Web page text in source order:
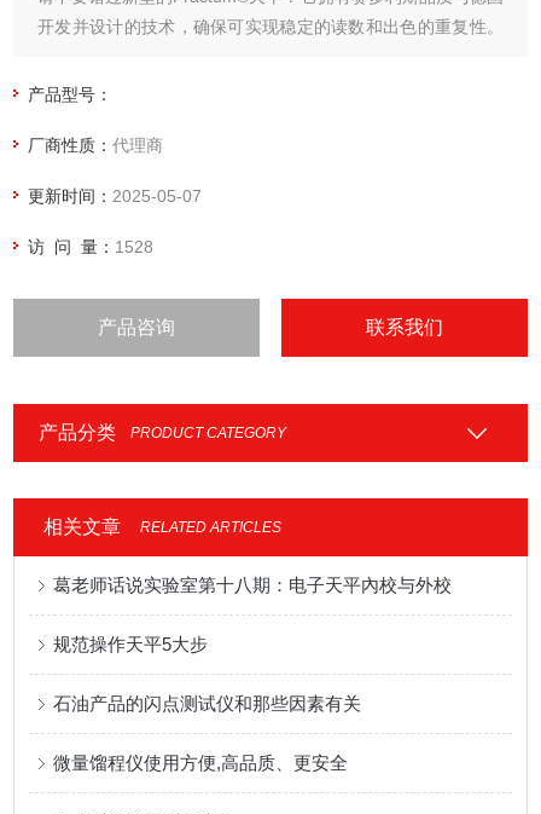
开发并设计的技术，确保可实现稳定的读数和出色的重复性。
产品型号：
厂商性质：代理商
更新时间： 2025-05-07
访 问 量： 1528
产品咨询 联系我们
产品分类 PRODUCT CATEGORY
相关文章 RELATED ARTICLES
葛老师话说实验室第十八期：电子天平內校与外校
规范操作天平5大步
石油产品的闪点测试仪和那些因素有关
微量馏程仪使用方便,高品质、更安全